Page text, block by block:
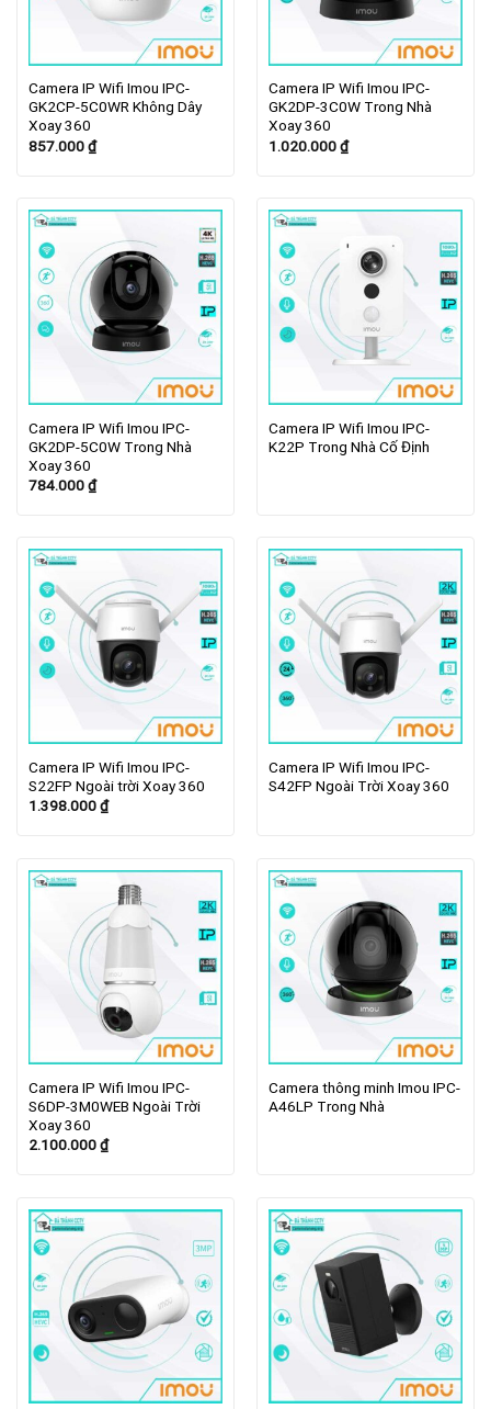
Camera IP Wifi Imou IPC-
GK2CP-5C0WR Không Dây
Xoay 360
857.000₫
Camera IP Wifi Imou IPC-
GK2DP-3C0W Trong Nhà
Xoay 360
1.020.000₫
Camera IP Wifi Imou IPC-
GK2DP-5C0W Trong Nhà
Xoay 360
784.000₫
Camera IP Wifi Imou IPC-
K22P Trong Nhà Cố Định
Camera IP Wifi Imou IPC-
S22FP Ngoài trời Xoay 360
1.398.000₫
Camera IP Wifi Imou IPC-
S42FP Ngoài Trời Xoay 360
Camera IP Wifi Imou IPC-
S6DP-3M0WEB Ngoài Trời
Xoay 360
2.100.000₫
Camera thông minh Imou IPC-
A46LP Trong Nhà